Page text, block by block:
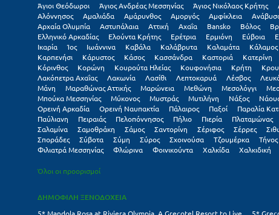
Άγιοι Θεόδωροι Άγιος Ανδρέας Μεσσηνίας Άγιος Νικόλαος Κρήτης
Αλόννησος
Αμαλιάδα Αμάρυνθος Αμοργός Αμφίκλεια
Αρχαία Ολυμπία
Αστυπάλαια Αττική Αχαΐα Βansko Βόλος
Ελληνικό Αρκαδίας
Ελούντα Κρήτης Ερέτρια Ερμιόνη Εύβοια
Ικαρία
Ίος Ιωάννινα Καβάλα Καλάβρυτα Καλαμάτα Κάλαμος
Καρπενήσι
Κάρυστος Κάσος Κασσάνδρα Καστοριά Κατερίνη
Κόρινθος
Κορώνη Κουρούτα Ηλείας Κουφονήσια Κρήτη
Λακόπετρα Αχαΐας
Λακωνία Λασίθι Λεπτοκαρυά Λέσβος
Μάνη
Μαραθώνας Αττικής Μαρώνεια Μεθώνη Μεσολόγγι
Μπούκα Μεσσηνίας
Μύκονος Μυστράς Μυτιλήνη Νάξος
Ορεινή Αρκαδία
Ορεινή Ναυπακτία Πάλαιρος Παξοί Παραλία
Παύλιανη
Πειραιάς Πελοπόννησος Πήλιο Πιερία Πλαταμώνας
Σαλαμίνα
Σαμοθράκη Σάμος Σαντορίνη Σέριφος Σέρρες
Σποράδες
Σύβοτα Σύμη Σύρος Σχοινούσα Τζουμέρκα Τήνος
Φιλιατρά Μεσσηνίας
Φλώρινα Φοινικούντα Χαλκίδα Χαλκιδική
Όλοι οι προορισμοί
ΔΗΜΟΦΙΛΗ ΞΕΝΟΔΟΧΕΙΑ